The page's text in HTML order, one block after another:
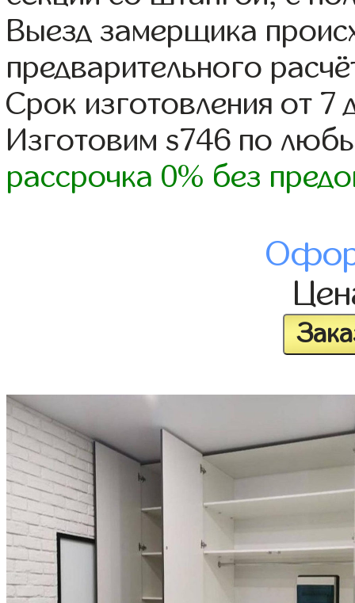
Выезд замерщика
предварительного
Срок изготовления от 7
Изготовим s746 по
рассрочка 0% без